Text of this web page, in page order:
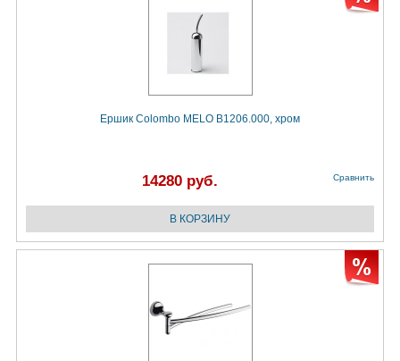
Ершик Colombo MELO B1206.000, хром
14280 руб. Сравнить